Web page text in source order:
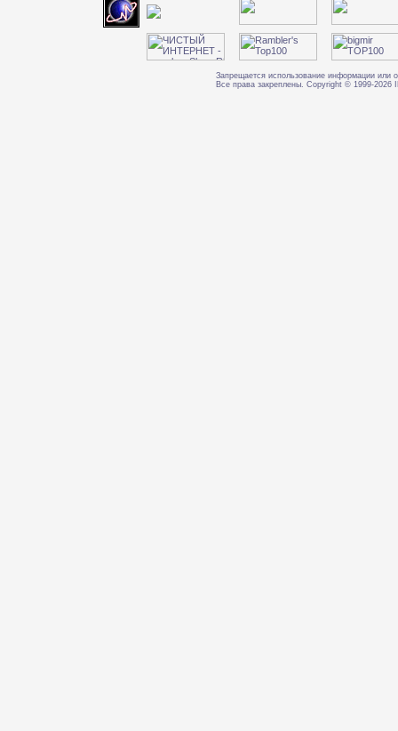
Запрещается использование информации или
Все права закреплены. Copyright © 1999-